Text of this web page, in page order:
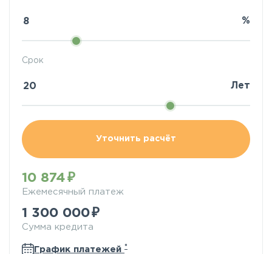
%
Срок
Лет
Уточнить расчёт
10 874
Ежемесячный платеж
1 300 000
Сумма кредита
График платежей *